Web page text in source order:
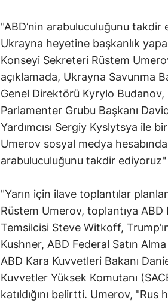
"ABD’nin arabuluculuğunu takdir
Ukrayna heyetine başkanlık
Konseyi Sekreteri Rüstem
açıklamada, Ukrayna Savunma
Genel Direktörü Kyrylo
Parlamenter Grubu Başkanı
Yardımcısı Sergiy Kyslytsya ile
Umerov sosyal medya
arabuluculuğunu takdir
"Yarın için ilave toplantılar
Rüstem Umerov, toplantıya ABD
Temsilcisi Steve Witkoff,
Kushner, ABD Federal Satın
ABD Kara Kuvvetleri Bakanı
Kuvvetler Yüksek Komutanı
katıldığını belirtti. Umerov,